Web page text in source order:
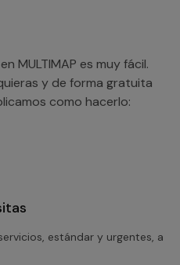
MULTIMAP es muy fácil.
y de forma gratuita
como hacerlo:
estándar y urgentes, a